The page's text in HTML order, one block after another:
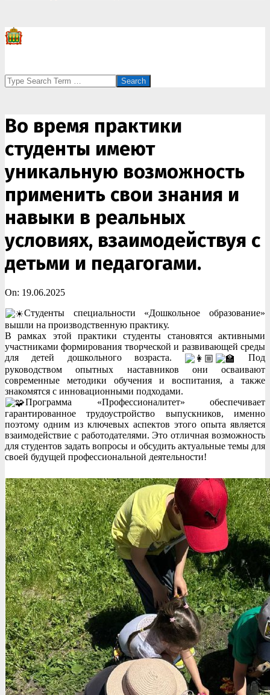
Search
Во время практики
студенты имеют
уникальную возможность
применить свои знания и
навыки в реальных
условиях, взаимодействуя с
детьми и педагогами.
On: 19.06.2025
Студенты специальности «Дошкольное образование»
вышли на производственную практику.
В рамках этой практики студенты становятся активными
участниками формирования творческой и развивающей среды
для детей дошкольного возраста.
Под
руководством опытных наставников они осваивают
современные методики обучения и воспитания, а также
знакомятся с инновационными подходами.
Программа «Профессионалитет» обеспечивает
гарантированное трудоустройство выпускников, именно
поэтому одним из ключевых аспектов этого опыта является
взаимодействие с работодателями. Это отличная возможность
для студентов задать вопросы и обсудить актуальные темы для
своей будущей профессиональной деятельности!